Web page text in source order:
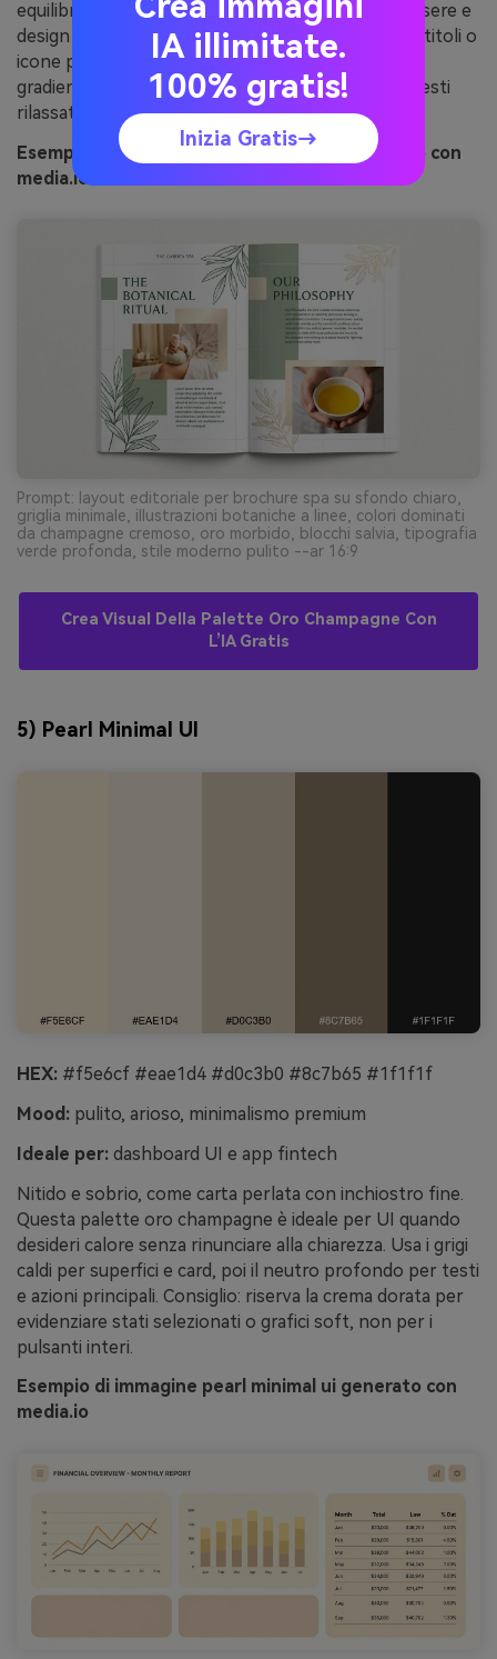
equilibrano l’oro caldo, ideale per brand del benessere e
design lifestyle delicati. Usa il verde profondo per titoli o
icone per ancorare la palette. Consiglio: mantieni i
gradienti morbidi e opachi in modo che l'aspetto resti
rilassato e non troppo brillante.
Esempio di immagine salvia e scintillio generato con
media.io
Prompt: layout editoriale per brochure spa su sfondo chiaro,
griglia minimale, illustrazioni botaniche a linee, colori dominati
da champagne cremoso, oro morbido, blocchi salvia, tipografia
verde profonda, stile moderno pulito --ar 16:9
Crea Visual Della Palette Oro Champagne Con
L’IA Gratis
5) Pearl Minimal UI
HEX: #f5e6cf #eae1d4 #d0c3b0 #8c7b65 #1f1f1f
Mood: pulito, arioso, minimalismo premium
Ideale per: dashboard UI e app fintech
Nitido e sobrio, come carta perlata con inchiostro fine.
Questa palette oro champagne è ideale per UI quando
desideri calore senza rinunciare alla chiarezza. Usa i grigi
caldi per superfici e card, poi il neutro profondo per testi
e azioni principali. Consiglio: riserva la crema dorata per
evidenziare stati selezionati o grafici soft, non per i
pulsanti interi.
Esempio di immagine pearl minimal ui generato con
media.io
IA illimitate.
100% gratis!
Inizia Gratis→